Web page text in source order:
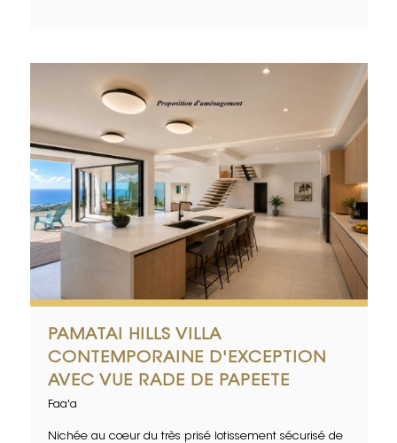
PAMATAI HILLS VILLA
CONTEMPORAINE D'EXCEPTION
AVEC VUE RADE DE PAPEETE
Faa'a
Nichée au coeur du très prisé lotissement sécurisé de